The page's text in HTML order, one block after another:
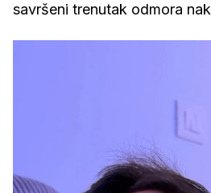
savršeni trenutak odmora